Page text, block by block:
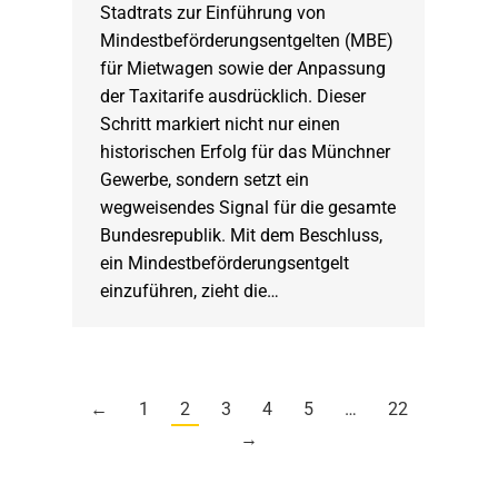
Stadtrats zur Einführung von
Mindestbeförderungsentgelten (MBE)
für Mietwagen sowie der Anpassung
der Taxitarife ausdrücklich. Dieser
Schritt markiert nicht nur einen
historischen Erfolg für das Münchner
Gewerbe, sondern setzt ein
wegweisendes Signal für die gesamte
Bundesrepublik. Mit dem Beschluss,
ein Mindestbeförderungsentgelt
einzuführen, zieht die…
← 1 2 3 4 5 …
22
→